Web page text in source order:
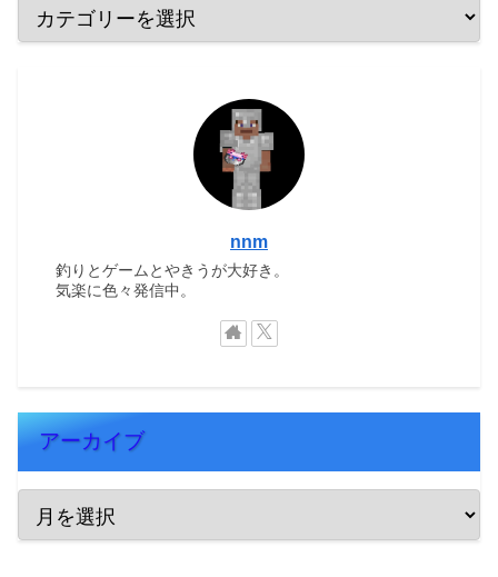
nnm
釣りとゲームとやきうが大好き。
気楽に色々発信中。
アーカイブ